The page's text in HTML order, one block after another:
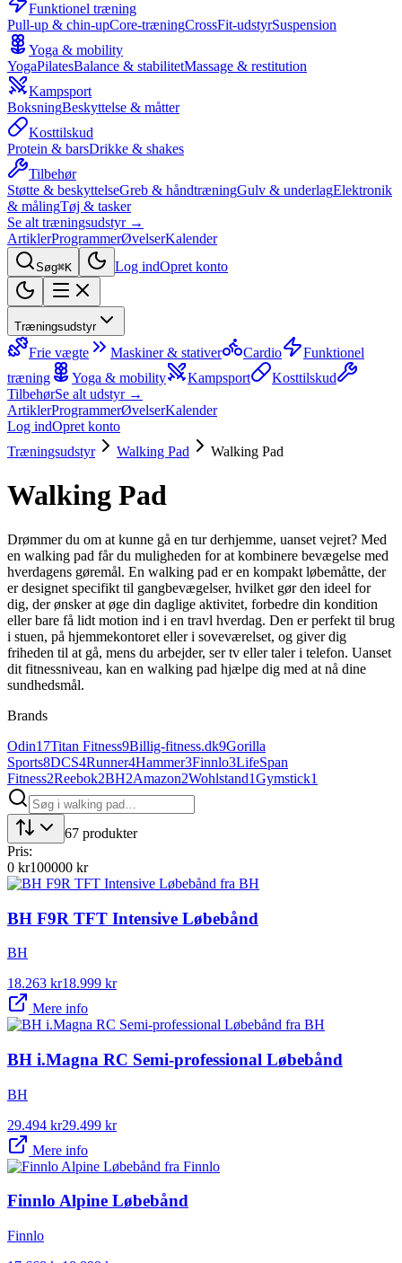
Funktionel træning
Pull-up & chin-upCore-træningCrossFit-udstyrSuspension
Yoga & mobility
YogaPilatesBalance & stabilitetMassage & restitution
Kampsport
BoksningBeskyttelse & måtter
Kosttilskud
Protein & barsDrikke & shakes
Tilbehør
Støtte & beskyttelseGreb & håndtræningGulv & underlagElektronik
& målingTøj & tasker
Se alt træningsudstyr →
ArtiklerProgrammerØvelserKalender
Søg⌘K Log indOpret konto
Træningsudstyr
Frie vægte Maskiner & stativer Cardio
Funktionel
træning
Yoga & mobility Kampsport
Kosttilskud
TilbehørSe alt udstyr →
ArtiklerProgrammerØvelserKalender
Log indOpret konto
Træningsudstyr
Walking Pad Walking Pad
Walking Pad
Drømmer du om at kunne gå en tur derhjemme, uanset vejret? Med
en walking pad får du muligheden for at kombinere bevægelse med
hverdagens gøremål. En walking pad er en kompakt løbemåtte, der
er designet specifikt til gangbevægelser, hvilket gør den ideel for
dig, der ønsker at øge din daglige aktivitet, forbedre din kondition
eller bare få lidt motion ind i en travl hverdag. Den er perfekt til brug
i stuen, på hjemmekontoret eller i soveværelset, og giver dig
friheden til at gå, mens du arbejder, ser tv eller taler i telefon. Uanset
dit fitnessniveau, kan en walking pad hjælpe dig med at nå dine
sundhedsmål.
Brands
Odin17Titan Fitness9Billig-fitness.dk9Gorilla
Sports8DCS4Runner4Hammer3Finnlo3LifeSpan
Fitness2Reebok2BH2Amazon2Wohlstand1Gymstick1
67 produkter
Pris:
0 kr100000 kr
BH F9R TFT Intensive Løbebånd
BH
18.263 kr18.999 kr
Mere info
BH i.Magna RC Semi-professional Løbebånd
BH
29.494 kr29.499 kr
Mere info
Finnlo Alpine Løbebånd
Finnlo